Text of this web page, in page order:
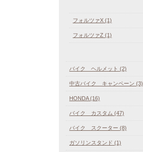
フォルツァX (1)
フォルツァZ (1)
バイク ヘルメット (2)
中古バイク キャンペーン (3)
HONDA (16)
バイク カスタム (47)
バイク スクーター (8)
ガソリンスタンド (1)